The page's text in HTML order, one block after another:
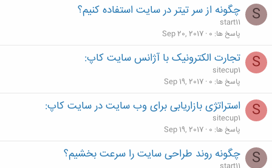
S چگونه از سر تیتر در سایت استفاده کنیم؟
start11
پاسخ ها 0
Sep 20, 2017
S تجارت الکترونیک با آژانس سایت کاپ:
sitecup1
پاسخ ها 0
Sep 19, 2017
S استراتژی بازاریابی برای وب سایت در سایت کاپ:
sitecup1
پاسخ ها 0
Sep 19, 2017
S چگونه روند طراحی سایت را سرعت بخشیم؟